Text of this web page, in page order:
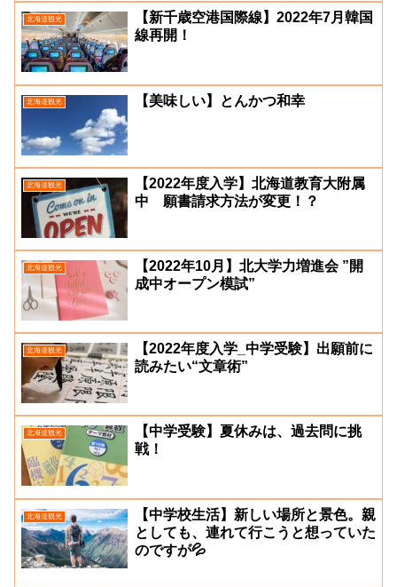
北海道観光
【新千歳空港国際線】2022年7月韓国
線再開！
北海道観光 【美味しい】とんかつ和幸
北海道観光
【2022年度入学】北海道教育大附属
中 願書請求方法が変更！？
北海道観光
【2022年10月】北大学力増進会 ”開
成中オープン模試”
北海道観光
【2022年度入学_中学受験】出願前に
読みたい“文章術”
北海道観光
【中学受験】夏休みは、過去問に挑
戦！
北海道観光
【中学校生活】新しい場所と景色。親
としても、連れて行こうと想っていた
のですが💦